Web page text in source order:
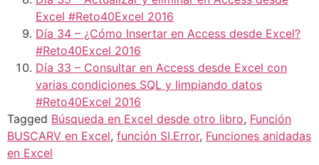
Excel #Reto40Excel 2016
Día 34 – ¿Cómo Insertar en Access desde Excel?
#Reto40Excel 2016
Día 33 – Consultar en Access desde Excel con
varias condiciones SQL y limpiando datos
#Reto40Excel 2016
Tagged Búsqueda en Excel desde otro libro, Función
BUSCARV en Excel, función SI.Error, Funciones anidadas
en Excel